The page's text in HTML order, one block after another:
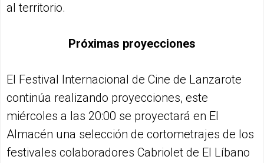
al territorio.
Próximas proyecciones
El Festival Internacional de Cine de Lanzarote
continúa realizando proyecciones, este
miércoles a las 20:00 se proyectará en El
Almacén una selección de cortometrajes de los
festivales colaboradores Cabriolet de El Líbano